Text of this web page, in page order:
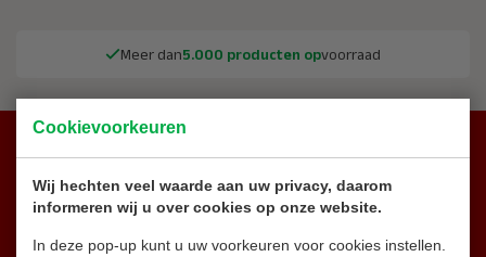
Cookievoorkeuren
Wij hechten veel waarde aan uw privacy, daarom
informeren wij u over cookies op onze website.
In deze pop-up kunt u uw voorkeuren voor cookies instellen.
Meer dan5.000 producten opvoorraad
Hulp nodig?
Onze support staat 24/7 voor u klaar
06 26 32 87 14 Alleen appen